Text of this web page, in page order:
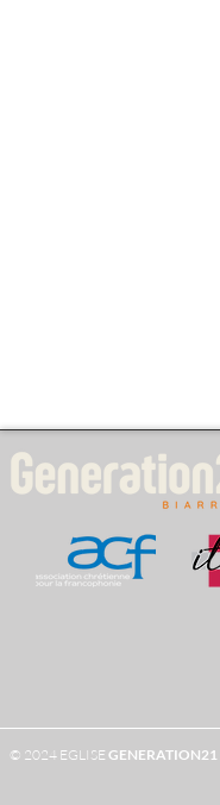
© 2024 EGLISE GENERATION21